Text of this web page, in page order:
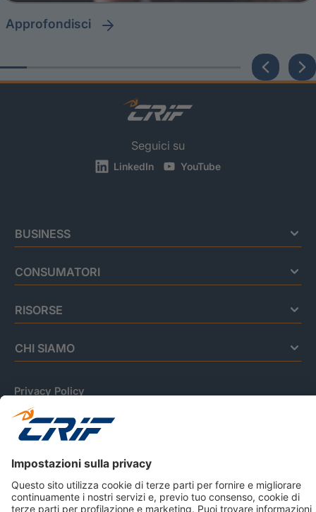
approfondisci
Seguici su
LinkedIn YouTube
BUSINESS
CONSUMATORI
RISORSE
CHI SIAMO
Privacy Policy
Cookie Policy
Informativa Dati Personali
CRIF Business Ethics
Informativa Privacy Relativa Al Sistema Di Informazioni
Creditizie